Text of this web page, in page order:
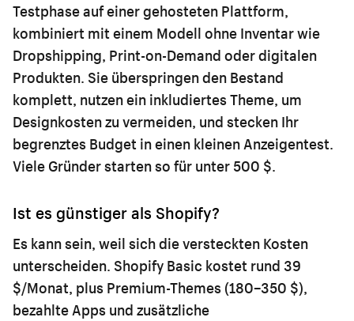
Testphase auf einer gehosteten Plattform,
kombiniert mit einem Modell ohne Inventar wie
Dropshipping, Print-on-Demand oder digitalen
Produkten. Sie überspringen den Bestand
komplett, nutzen ein inkludiertes Theme, um
Designkosten zu vermeiden, und stecken Ihr
begrenztes Budget in einen kleinen Anzeigentest.
Viele Gründer starten so für unter 500 $.
Ist es günstiger als Shopify?
Es kann sein, weil sich die versteckten Kosten
unterscheiden. Shopify Basic kostet rund 39
$/Monat, plus Premium-Themes (180–350 $),
bezahlte Apps und zusätzliche